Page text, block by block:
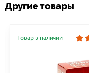
Другие товары
Товар в наличии